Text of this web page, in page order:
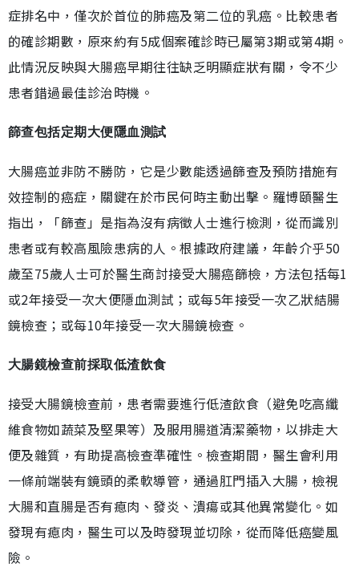
症排名中，僅次於首位的肺癌及第二位的乳癌。比較患者
的確診期數，原來約有5成個案確診時已屬第3期或第4期。
此情況反映與大腸癌早期往往缺乏明顯症狀有關，令不少
患者錯過最佳診治時機。
篩查包括定期大便隱血測試
大腸癌並非防不勝防，它是少數能透過篩查及預防措施有
效控制的癌症，關鍵在於市民何時主動出擊。羅博頤醫生
指出，「篩查」是指為沒有病徵人士進行檢測，從而識別
患者或有較高風險患病的人。根據政府建議，年齡介乎50
歲至75歲人士可於醫生商討接受大腸癌篩檢，方法包括每1
或2年接受一次大便隱血測試；或每5年接受一次乙狀結腸
鏡檢查；或每10年接受一次大腸鏡檢查。
大腸鏡檢查前採取低渣飲食
接受大腸鏡檢查前，患者需要進行低渣飲食（避免吃高纖
維食物如蔬菜及堅果等）及服用腸道清潔藥物，以排走大
便及雜質，有助提高檢查準確性。檢查期間，醫生會利用
一條前端裝有鏡頭的柔軟導管，通過肛門插入大腸，檢視
大腸和直腸是否有瘜肉、發炎、潰瘍或其他異常變化。如
發現有瘜肉，醫生可以及時發現並切除，從而降低癌變風
險。